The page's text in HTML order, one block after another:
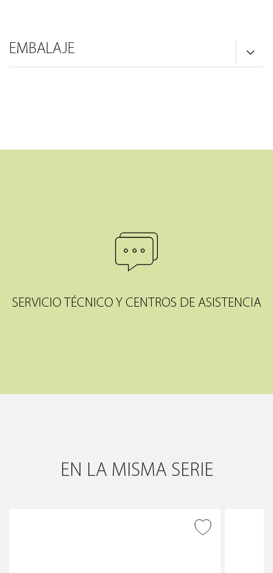
EMBALAJE
SERVICIO TÉCNICO Y CENTROS DE ASISTENCIA
EN LA MISMA SERIE